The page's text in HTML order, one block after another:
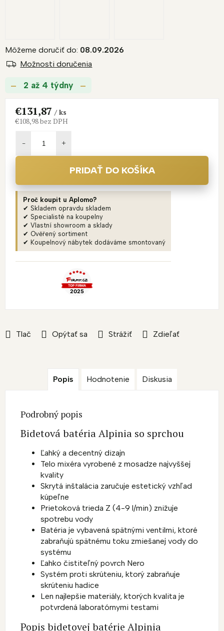
2 až 4 týdny
Môžeme doručiť do: 08.09.2026
Možnosti doručenia
Tlač Opýtať sa Strážiť Zdieľať
€131,87/ ks
€108,98 bez DPH
PRIDAŤ DO KOŠÍKA
Proč koupit u Aplomo?
✔ Skladem opravdu skladem
✔ Specialisté na koupelny
✔ Vlastní showroom a sklady
✔ Ověřený sortiment
✔ Koupelnový nábytek dodáváme smontovaný
Popis Hodnotenie Diskusia
Podrobný popis
Bidetová batéria Alpinia so sprchou
Ľahký a decentný dizajn
Telo mixéra vyrobené z mosadze najvyššej
kvality
Skrytá inštalácia zaručuje estetický vzhľad
kúpeľne
Prietoková trieda Z (4-9 l/min) znižuje
spotrebu vody
Batéria je vybavená spätnými ventilmi, ktoré
zabraňujú spätnému toku zmiešanej vody do
systému
Ľahko čistiteľný povrch Nero
Systém proti skrúteniu, ktorý zabraňuje
skrúteniu hadice
Len najlepšie materiály, ktorých kvalita je
potvrdená laboratórnymi testami
Popis bidetovej batérie Alpinia